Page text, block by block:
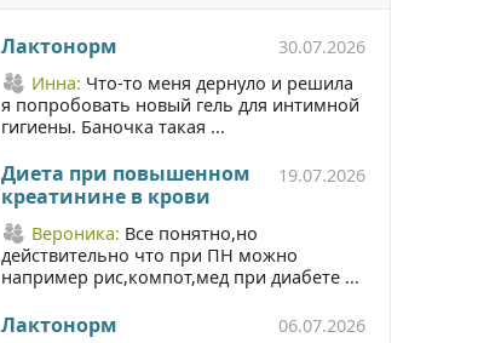
Лактонорм
30.07.2026
Инна: Что-то меня дернуло и решила
я попробовать новый гель для интимной
гигиены. Баночка такая ...
Диета при повышенном
креатинине в крови
19.07.2026
Вероника: Все понятно,но
действительно что при ПН можно
например рис,компот,мед при диабете ...
Лактонорм
06.07.2026